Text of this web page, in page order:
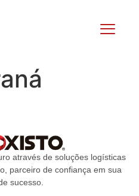
através de soluções logísticas
parceiro de confiança em sua
sucesso.